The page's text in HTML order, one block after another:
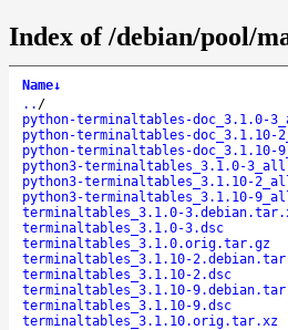
Index of /debian/pool/
Name↓
.. /
python-terminaltables-doc_3.1.0-
python-terminaltables-doc_3.1.10-
python-terminaltables-doc_3.1.10-
python3-terminaltables_3.1.0-
python3-terminaltables_3.1.10-
python3-terminaltables_3.1.10-
terminaltables_3.1.0-
terminaltables_3.1.0-3.dsc
terminaltables_3.1.0.orig.tar.gz
terminaltables_3.1.10-
terminaltables_3.1.10-2.dsc
terminaltables_3.1.10-
terminaltables_3.1.10-9.dsc
terminaltables_3.1.10.orig.tar.xz